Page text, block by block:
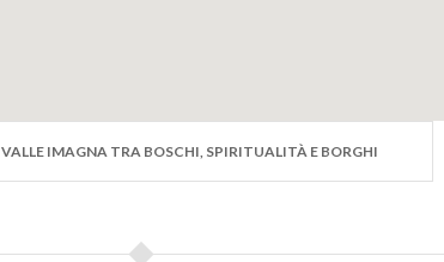
VALLE IMAGNA TRA BOSCHI, SPIRITUALITÀ E BORGHI